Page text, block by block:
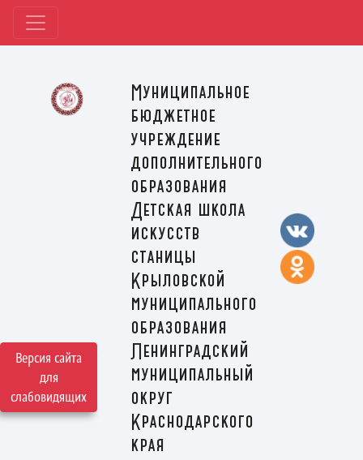
Версия сайта
для
слабовидящих
Муниципальное
бюджетное
учреждение
дополнительного
образования
Детская школа
искусств
станицы
Крыловской
муниципального
образования
Ленинградский
муниципальный
округ
Краснодарского
края